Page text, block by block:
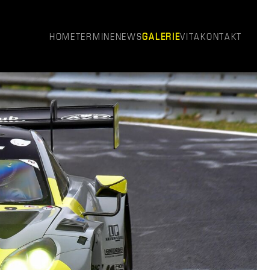
HOMETERMINENEWSGALERIEVITA KONTAKT